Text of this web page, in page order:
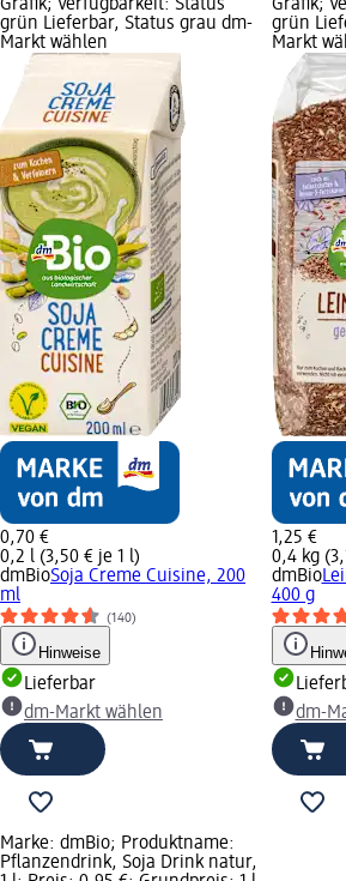
Grafik; Verfügbarkeit: Status
grün Lieferbar, Status grau dm-
Markt wählen
0,70 €
0,2 l (3,50 € je 1 l)
dmBioSoja Creme Cuisine, 200
ml
(140)
Hinweise
Lieferbar
dm-Markt wählen
Grafik;
grün
Markt
1,25 €
0,4 kg
dmBio
400 g
dm-
Marke: dmBio; Produktname:
Pflanzendrink, Soja Drink natur,